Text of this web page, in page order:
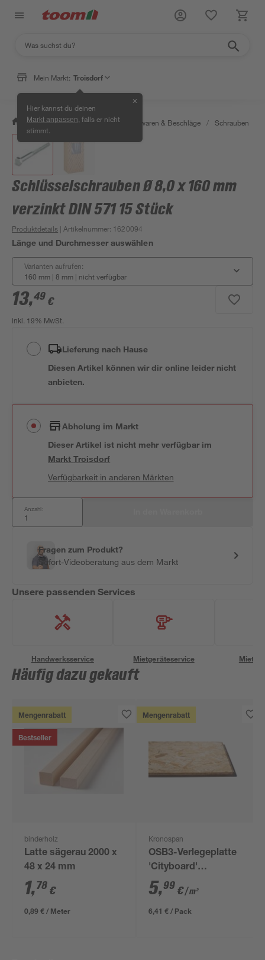
Mein Markt: Troisdorf
Hier kannst du deinen
Markt anpassen , falls er nicht
stimmt.
✕
/ Werkstatt & Maschinen / Eisenwaren & Beschläge / Schrauben
Schlüsselschrauben Ø 8,0 x 160 mm
verzinkt DIN 571 15 Stück
Produktdetails | Artikelnummer: 1620094
Länge und Durchmesser auswählen
Varianten aufrufen:
160 mm | 8 mm | nicht verfügbar
13,49 €
inkl. 19% MwSt.
Lieferung nach Hause
Diesen Artikel können wir dir online leider nicht
anbieten.
Abholung im Markt
Dieser Artikel ist nicht mehr verfügbar im
MarktTroisdorf
Verfügbarkeit in anderen Märkten
Anzahl:
Fragen zum Produkt?
Sofort-Videoberatung aus dem Markt
Unsere passenden Services
Handwerksservice Mietgeräteservice
Häufig dazu gekauft
Mengenrabatt
Bestseller
binderholz
Latte sägerau 2000 x
48 x 24 mm
1,78 €
0,89 € / Meter
Mengenrabatt
Kronospan
OSB3-Verlegeplatte
'Cityboard'
ungeschliffen 1690 x
634 x 12 mm
5,99 €/ m²
6,41 € / Pack